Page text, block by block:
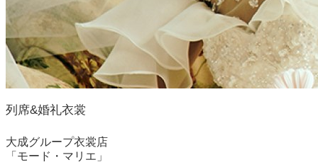
列席&婚礼衣裳
大成グループ衣裳店
「モード・マリエ」